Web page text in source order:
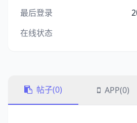
最后登录
在线状态
帖子(0) APP(0)